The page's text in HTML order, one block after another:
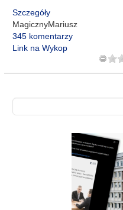
Szczegóły
MagicznyMariusz
345 komentarzy
Link na Wykop